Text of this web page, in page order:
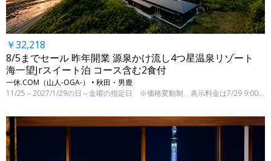
￥32,218
8/5までセール 昨年開業 源泉かけ流し4つ星温泉リゾート
海一望Jrスイート泊 コース含む2食付
一休.COM（山人-OGA-） • 秋田・男鹿
11/25～2027/1/29の日～金曜の指定日 ※価格変動制、表示料金は7/29 9:00時点